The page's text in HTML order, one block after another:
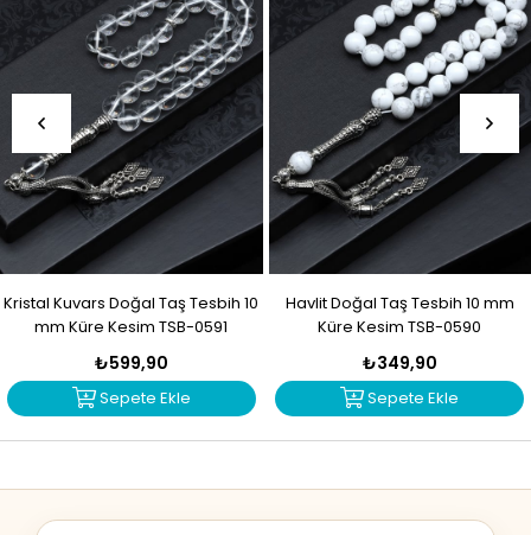
Kristal Kuvars Doğal Taş Tesbih 10
mm Küre Kesim TSB-0591
₺599,90
Sepete Ekle
Havlit Doğal Taş Tesbih 10 mm
Küre Kesim TSB-0590
₺349,90
Sepete Ekle